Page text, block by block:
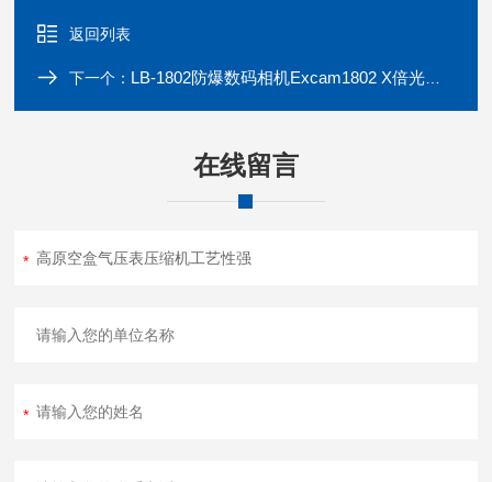
返回列表
下一个： LB-1802防爆数码相机Excam1802 X倍光学变焦
在线留言